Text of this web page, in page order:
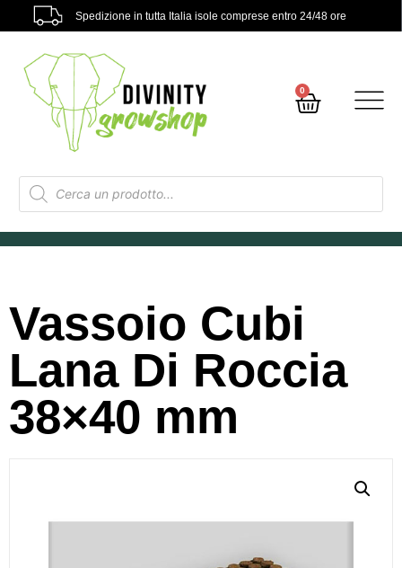
Spedizione in tutta Italia isole comprese entro 24/48 ore
0
Vassoio Cubi
Lana Di Roccia
38×40 mm